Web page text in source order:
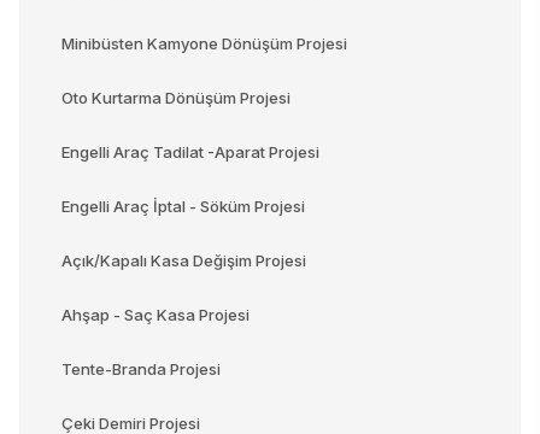
Minibüsten Kamyone Dönüşüm Projesi
Oto Kurtarma Dönüşüm Projesi
Engelli Araç Tadilat -Aparat Projesi
Engelli Araç İptal - Söküm Projesi
Açık/Kapalı Kasa Değişim Projesi
Ahşap - Saç Kasa Projesi
Tente-Branda Projesi
Çeki Demiri Projesi